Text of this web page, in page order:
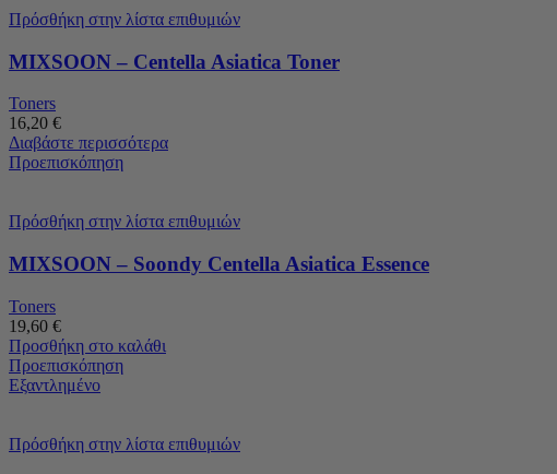
Πρόσθήκη στην λίστα επιθυμιών
MIXSOON – Centella Asiatica Toner
Toners
16,20 €
Διαβάστε περισσότερα
Προεπισκόπηση
Πρόσθήκη στην λίστα επιθυμιών
MIXSOON – Soondy Centella Asiatica Essence
Toners
19,60 €
Προσθήκη στο καλάθι
Προεπισκόπηση
Εξαντλημένο
Πρόσθήκη στην λίστα επιθυμιών